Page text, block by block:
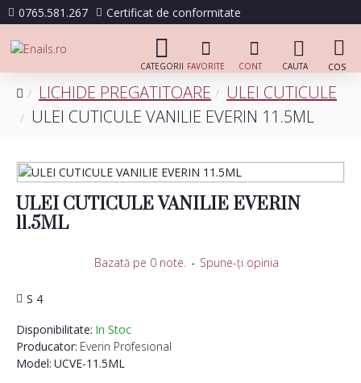
0765.581.267 Certificat de conformitate
LICHIDE PREGATITOARE
ULEI CUTICULE
ULEI CUTICULE VANILIE EVERIN 11.5ML
ULEI CUTICULE VANILIE EVERIN
11.5ML
Disponibilitate: In Stoc
Producator: Everin Profesional
Model: UCVE-11.5ML
S 4
Bazată pe 0 note. - Spune-ţi opinia